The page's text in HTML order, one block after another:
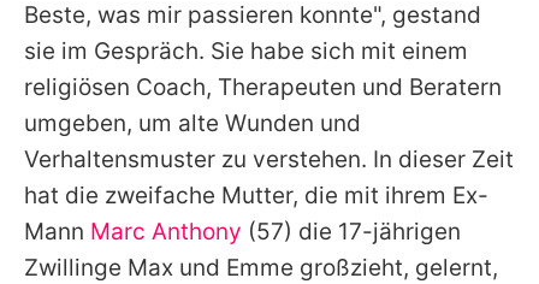
Beste, was mir passieren konnte", gestand
sie im Gespräch. Sie habe sich mit einem
religiösen Coach, Therapeuten und Beratern
umgeben, um alte Wunden und
Verhaltensmuster zu verstehen. In dieser Zeit
hat die zweifache Mutter, die mit ihrem Ex-
Mann Marc Anthony (57) die 17-jährigen
Zwillinge Max und Emme großzieht, gelernt,